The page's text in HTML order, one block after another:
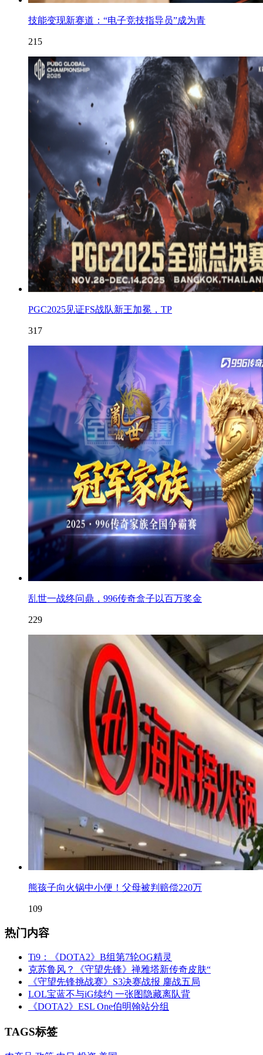
技能变现新赛道：“电子竞技指导员”成为青
215
PGC2025见证FS战队新王加冕，TP
317
乱世一战终问鼎，996传奇盒子以百万奖金
229
熊孩子向火锅中小便！父母被判赔偿220万
109
热门内容
Ti9：《DOTA2》B组第7轮OG精灵
克苏鲁风？《守望先锋》禅雅塔新传奇皮肤“
《守望先锋挑战赛》S3决赛战报 鏖战五局
LOL宝蓝不与iG续约 一张图隐藏离队背
《DOTA2》ESL One伯明翰站分组
TAGS标签